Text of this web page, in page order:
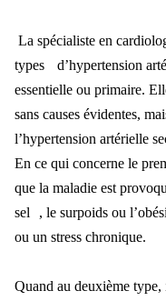
La spécialiste en
types
d’hypertension
essentielle ou primaire.
sans causes évidentes,
l’hypertension artérielle
En ce qui concerne le
que la maladie est provoqu
sel , le surpoids ou l
ou un stress chronique.
Quand au deuxième type,